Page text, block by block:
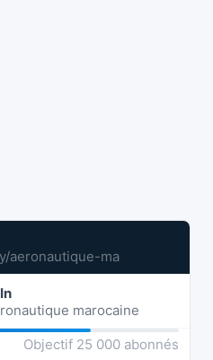
aeronautique-ma
marocaine
Objectif 25 000 abonnés